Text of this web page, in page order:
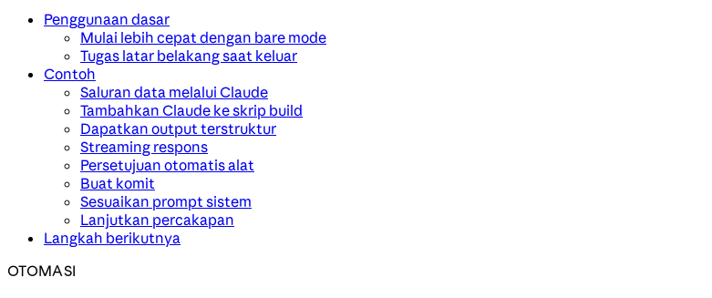
Penggunaan dasar
Mulai lebih cepat dengan bare mode
Tugas latar belakang saat keluar
Contoh
Saluran data melalui Claude
Tambahkan Claude ke skrip build
Dapatkan output terstruktur
Streaming respons
Persetujuan otomatis alat
Buat komit
Sesuaikan prompt sistem
Lanjutkan percakapan
Langkah berikutnya
OTOMASI